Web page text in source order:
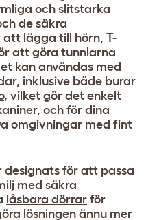
och slitstarka
de säkra
att lägga till hörn, T-
att göra tunnlarna
kan användas med
inklusive både burar
, vilket gör det enkelt
och för dina
omgivningar med fint
designats för att passa
med säkra
låsbara dörrar för
lösningen ännu mer